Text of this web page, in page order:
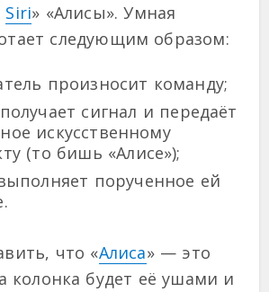
Siri» «Алисы». Умная
следующим образом:
произносит команду;
сигнал и передаёт
искусственному
(то бишь «Алисе»);
порученное ей
что «Алиса» — это
колонка будет её ушами и